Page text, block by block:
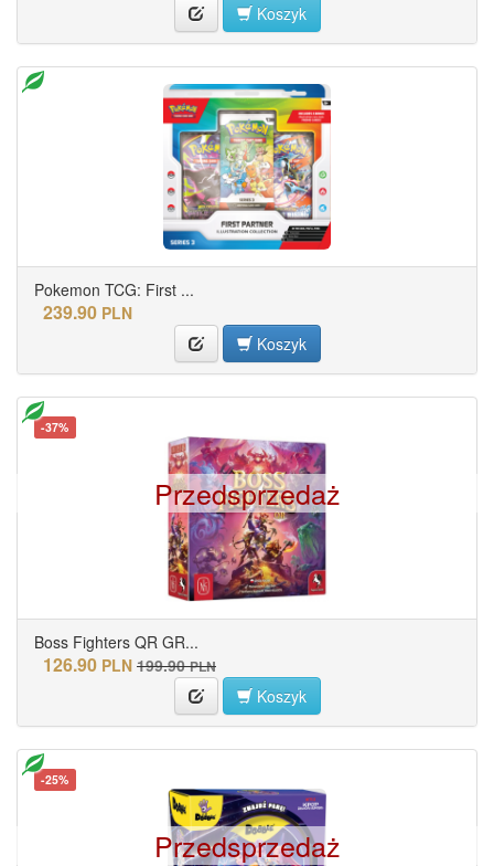
Koszyk
Pokemon TCG: First ...
239.90 PLN
Koszyk
-37%
Boss Fighters QR GR...
126.90 PLN 199.90 PLN
Koszyk
Przedsprzedaż
-25%
Przedsprzedaż